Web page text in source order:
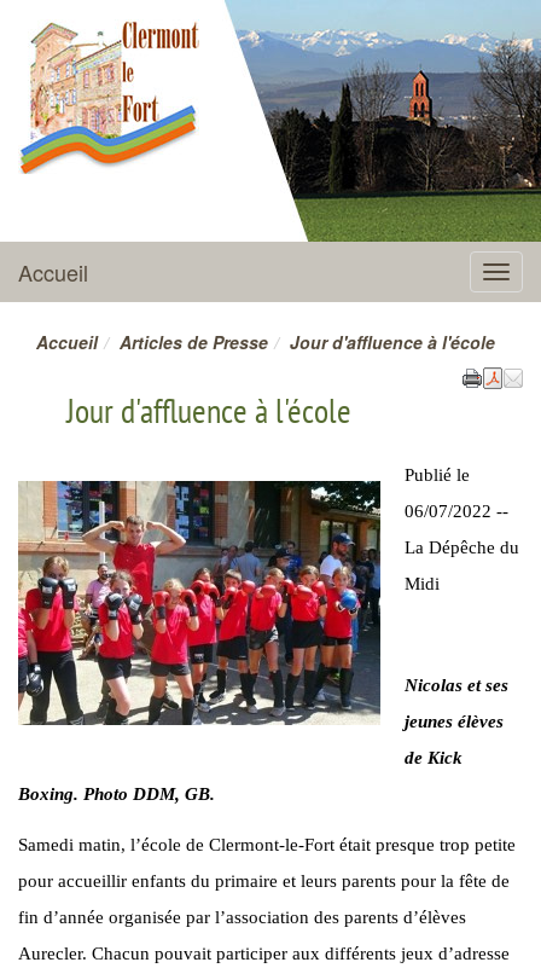
CLERMONT-LE-FORT
Menu
Accueil
Accueil Articles de Presse Jour d'affluence à l'école
Jour d'affluence à l'école
Publié le
06/07/2022 --
La Dépêche du
Midi
Nicolas et ses
jeunes élèves
de Kick
Boxing. Photo DDM, GB.
Samedi matin, l’école de Clermont-le-Fort était presque trop petite
pour accueillir enfants du primaire et leurs parents pour la fête de
fin d’année organisée par l’association des parents d’élèves
Aurecler. Chacun pouvait participer aux différents jeux d’adresse